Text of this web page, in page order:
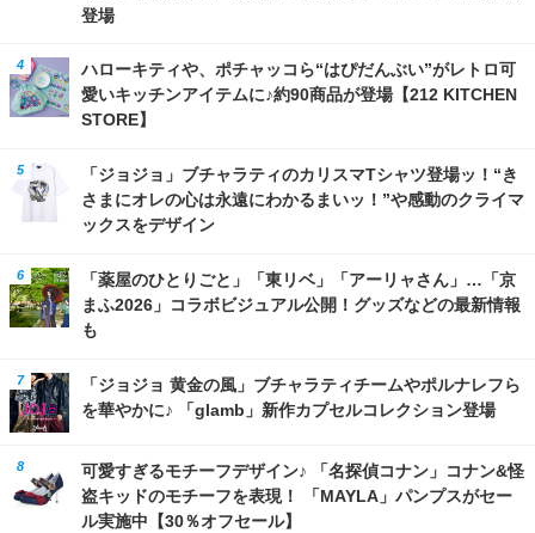
登場
ハローキティや、ポチャッコら“はぴだんぶい”がレトロ可
愛いキッチンアイテムに♪約90商品が登場【212 KITCHEN
STORE】
「ジョジョ」ブチャラティのカリスマTシャツ登場ッ！“き
さまにオレの心は永遠にわかるまいッ！”や感動のクライマ
ックスをデザイン
「薬屋のひとりごと」「東リベ」「アーリャさん」…「京
まふ2026」コラボビジュアル公開！グッズなどの最新情報
も
「ジョジョ 黄金の風」ブチャラティチームやポルナレフら
を華やかに♪ 「glamb」新作カプセルコレクション登場
可愛すぎるモチーフデザイン♪ 「名探偵コナン」コナン&怪
盗キッドのモチーフを表現！ 「MAYLA」パンプスがセー
ル実施中【30％オフセール】